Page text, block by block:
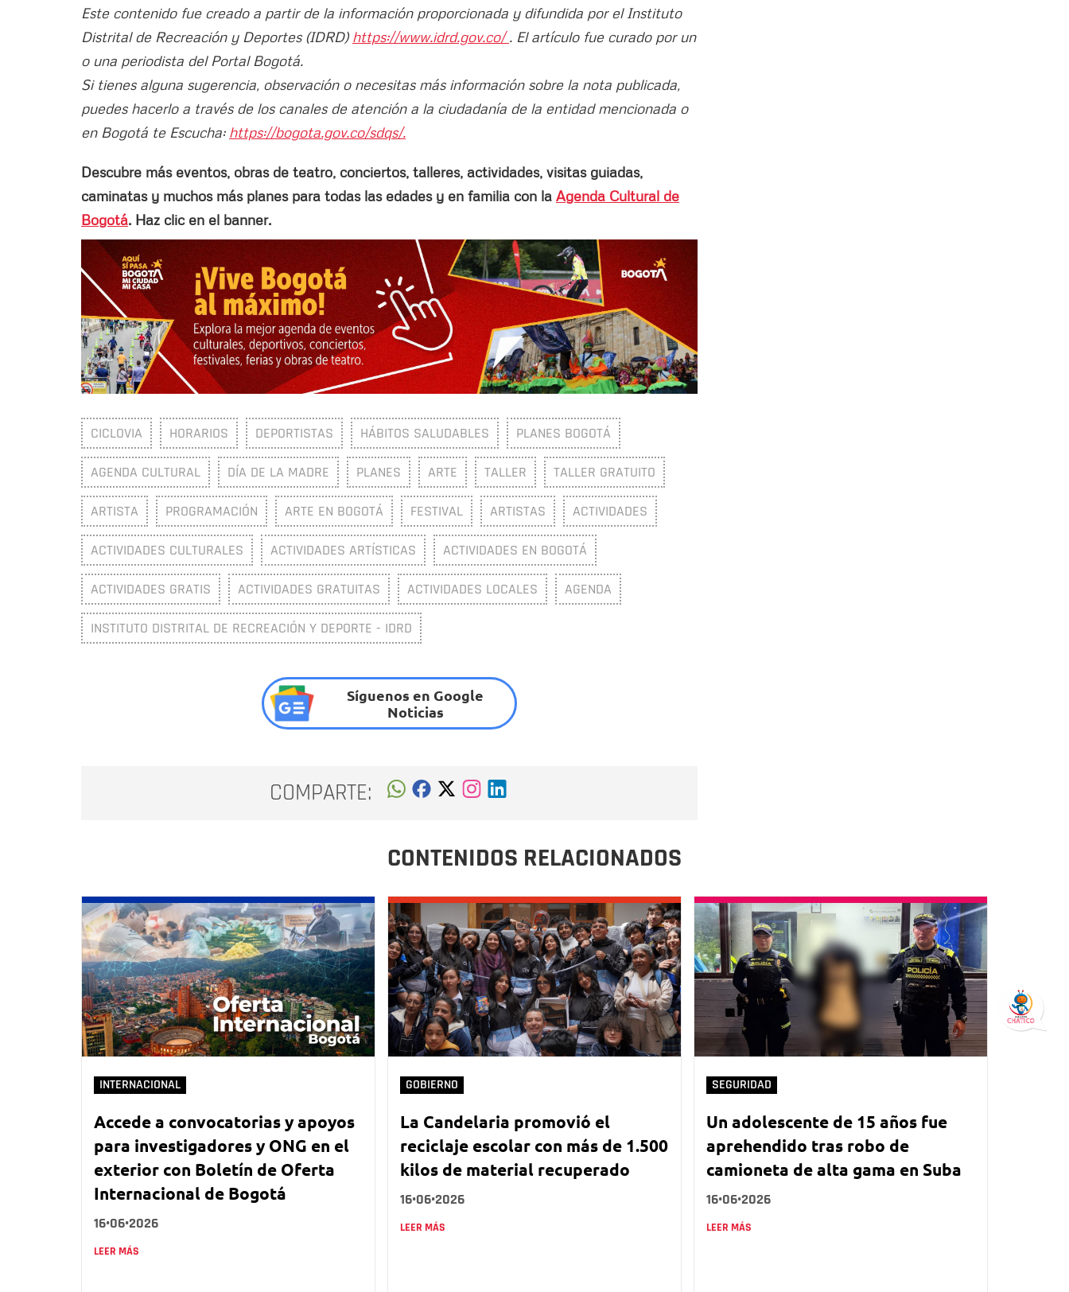
Este contenido fue creado a partir de la información proporcionada y difundida por el Instituto
Distrital de Recreación y Deportes (IDRD) https://www.idrd.gov.co/. El artículo fue curado por un
o una periodista del Portal Bogotá.
Si tienes alguna sugerencia, observación o necesitas más información sobre la nota publicada,
puedes hacerlo a través de los canales de atención a la ciudadanía de la entidad mencionada o
en Bogotá te Escucha: https://bogota.gov.co/sdqs/.
Descubre más eventos, obras de teatro, conciertos, talleres, actividades, visitas guiadas,
caminatas y muchos más planes para todas las edades y en familia con la Agenda Cultural de
Bogotá. Haz clic en el banner.
CICLOVIA HORARIOS DEPORTISTAS HÁBITOS SALUDABLES PLANES BOGOTÁ
AGENDA CULTURAL DÍA DE LA MADRE PLANES ARTE TALLER TALLER GRATUITO
ARTISTA PROGRAMACIÓN ARTE EN BOGOTÁ FESTIVAL ARTISTAS ACTIVIDADES
ACTIVIDADES CULTURALES ACTIVIDADES ARTÍSTICAS ACTIVIDADES EN BOGOTÁ
ACTIVIDADES GRATIS ACTIVIDADES GRATUITAS ACTIVIDADES LOCALES AGENDA
INSTITUTO DISTRITAL DE RECREACIÓN Y DEPORTE - IDRD
Síguenos en Google
Noticias
COMPARTE:
CONTENIDOS RELACIONADOS
INTERNACIONAL
Accede a convocatorias y apoyos
para investigadores y ONG en el
exterior con Boletín de Oferta
Internacional de Bogotá
16•06•2026
LEER MÁS
GOBIERNO
La Candelaria promovió el
reciclaje escolar con más de 1.500
kilos de material recuperado
16•06•2026
LEER MÁS
SEGURIDAD
Un adolescente de 15 años fue
aprehendido tras robo de
camioneta de alta gama en Suba
16•06•2026
LEER MÁS